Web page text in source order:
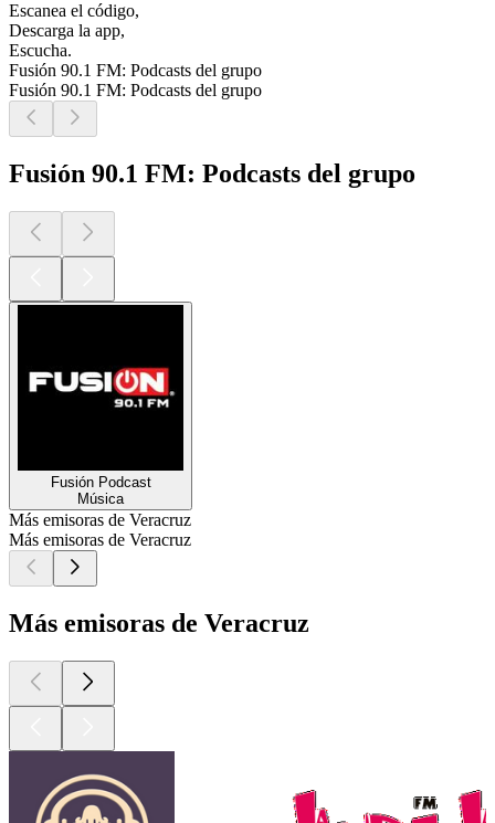
Escanea el código,
Descarga la app,
Escucha.
Fusión 90.1 FM: Podcasts del grupo
Fusión 90.1 FM: Podcasts del grupo
Fusión 90.1 FM: Podcasts del grupo
Fusión Podcast
Música
Más emisoras de Veracruz
Más emisoras de Veracruz
Más emisoras de Veracruz